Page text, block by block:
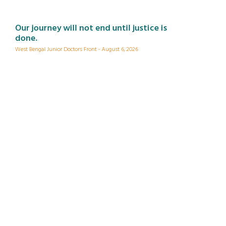
Our journey will not end until justice is
done.
West Bengal Junior Doctors Front August 6, 2026